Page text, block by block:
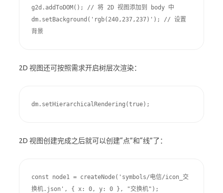
g2d.addToDOM(); // 将 2D 视图添加到 body 中
dm.setBackground('rgb(240,237,237)'); // 设置
背景
2D 视图还可按照需求开启树层次渲染：
dm.setHierarchicalRendering(true);
2D 视图创建完成之后就可以创建“点”和“线”了：
const node1 = createNode('symbols/电信/icon_交
换机.json', { x: 0, y: 0 }, "交换机");